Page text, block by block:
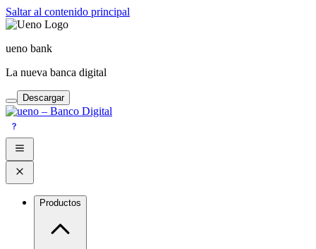
Saltar al contenido principal
ueno bank
La nueva banca digital
Descargar
Productos